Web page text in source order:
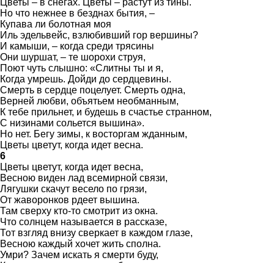
Цветы – в снегах. Цветы – растут из тины.
Но что нежнее в безднах бытия, –
Купава ли болотная моя
Иль эдельвейс, взлюбивший гор вершины?
И камыши, – когда среди трясины
Они шуршат, – те шорохи струя,
Поют чуть слышно: «Слитны ты и я,
Когда умрешь. Дойди до сердцевины.
Смерть в сердце поцелует. Смерть одна,
Верней любви, объятьем необманным,
К тебе прильнет, и будешь в счастье странном,
С низинами сольется вышина».
Но нет. Бегу зимы, к восторгам жданным,
Цветы цветут, когда идет весна.
6
Цветы цветут, когда идет весна,
Весною виден лад всемирной связи,
Лягушки скачут весело по грязи,
От жаворонков рдеет вышина.
Там сверху кто-то смотрит из окна.
Что солнцем называется в рассказе,
Тот взгляд внизу сверкает в каждом глазе,
Весною каждый хочет жить сполна.
Умри? Зачем искать я смерти буду,